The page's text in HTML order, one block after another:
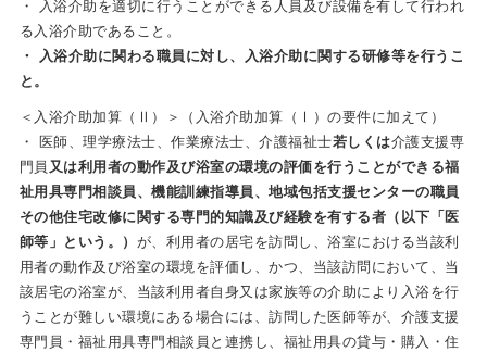
・ 入浴介助を適切に行うことができる人員及び設備を有して行われ
る入浴介助であること。
・ 入浴介助に関わる職員に対し、入浴介助に関する研修等を行うこ
と。
＜入浴介助加算（Ⅱ）＞（入浴介助加算（Ⅰ）の要件に加えて）
・ 医師、理学療法士、作業療法士、介護福祉士若しくは介護支援専
門員 又は利用者の動作及び浴室の環境の評価を行うことができる福
祉用具専門相談員、機能訓練指導員、地域包括支援センターの職員
その他住宅改修に関する専門的知識及び経験を有する者（以下「医
師等」という。） が、利用者の居宅を訪問し、浴室における当該利
用者の動作及び浴室の環境を評価し、かつ、当該訪問において、当
該居宅の浴室が、当該利用者自身又は家族等の介助により入浴を行
うことが難しい環境にある場合には、訪問した医師等が、介護支援
専門員・福祉用具専門相談員と連携し、福祉用具の貸与・購入・住